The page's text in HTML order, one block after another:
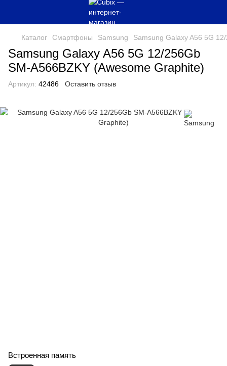
Каталог Смартфоны Samsung Samsung Galaxy A56 5G
Samsung Galaxy A56 5G 12/256Gb
SM-A566BZKY (Awesome Graphite)
Артикул: 42486 Оставить отзыв
Встроенная память